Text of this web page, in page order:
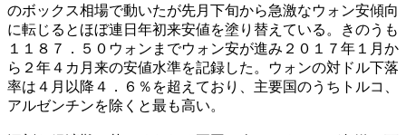
のボックス相場で動いたが先月下旬から急激なウォン安傾向
に転じるとほぼ連日年初来安値を塗り替えている。きのうも
１１８７．５０ウォンまでウォン安が進み２０１７年１月か
ら２年４カ月来の安値水準を記録した。ウォンの対ドル下落
率は４月以降４．６％を超えており、主要国のうちトルコ、
アルゼンチンを除くと最も高い。